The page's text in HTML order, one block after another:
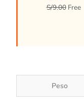
S/9.00 Free
Peso